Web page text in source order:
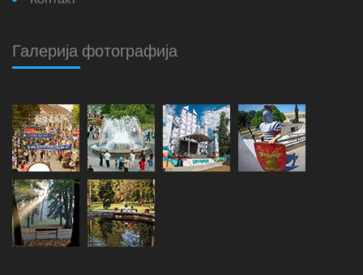
Галерија фотографија